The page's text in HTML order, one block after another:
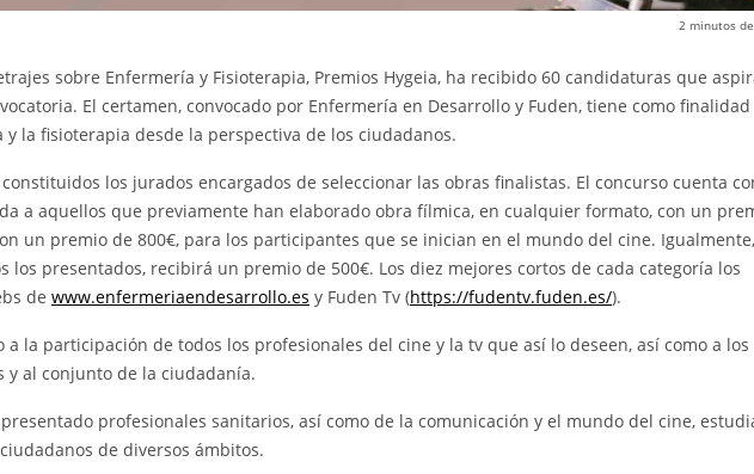
2 minutos
sobre Enfermería y Fisioterapia, Premios Hygeia, ha recibido 60 candidaturas que
El certamen, convocado por Enfermería en Desarrollo y Fuden, tiene como finalidad
la fisioterapia desde la perspectiva de los ciudadanos.
los jurados encargados de seleccionar las obras finalistas. El concurso cuenta
a aquellos que previamente han elaborado obra fílmica, en cualquier formato, con un
un premio de 800€, para los participantes que se inician en el mundo del cine.
los presentados, recibirá un premio de 500€. Los diez mejores cortos de cada categoría los
de www.enfermeriaendesarrollo.es y Fuden Tv (https://fudentv.fuden.es/).
a la participación de todos los profesionales del cine y la tv que así lo deseen, así como a los
y al conjunto de la ciudadanía.
profesionales sanitarios, así como de la comunicación y el mundo del cine,
de diversos ámbitos.